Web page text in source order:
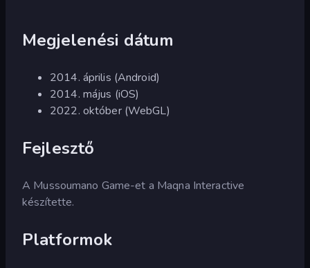
Megjelenési dátum
2014. április (Android)
2014. május (iOS)
2022. október (WebGL)
Fejlesztő
A Mussoumano Game-et a Maqna Interactive
készítette.
Platformok